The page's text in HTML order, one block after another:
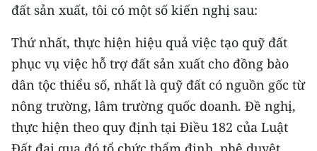
Media Pháp luật
Media Du lịch
Media Thế giới
Media Thể thao
đất sản xuất, tôi có một số kiến nghị sau:
Thứ nhất, thực hiện hiệu quả việc tạo quỹ đất
phục vụ việc hỗ trợ đất sản xuất cho đồng bào
dân tộc thiểu số, nhất là quỹ đất có nguồn gốc từ
nông trường, lâm trường quốc doanh. Đề nghị,
thực hiện theo quy định tại Điều 182 của Luật